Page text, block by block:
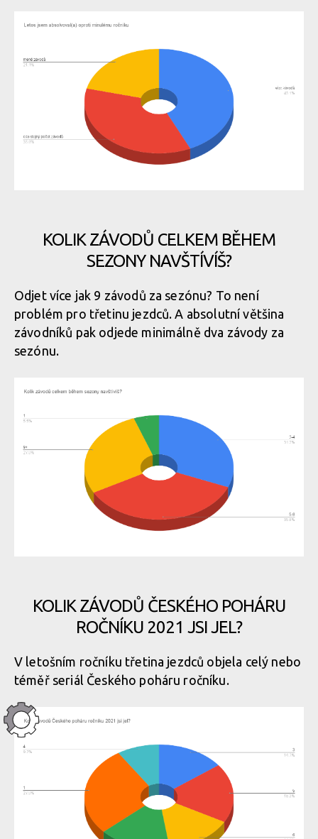
KOLIK ZÁVODŮ CELKEM BĚHEM
SEZONY NAVŠTÍVÍŠ?
Odjet více jak 9 závodů za sezónu? To není
problém pro třetinu jezdců. A absolutní většina
závodníků pak odjede minimálně dva závody za
sezónu.
KOLIK ZÁVODŮ ČESKÉHO POHÁRU
ROČNÍKU 2021 JSI JEL?
V letošním ročníku třetina jezdců objela celý nebo
téměř seriál Českého poháru ročníku.